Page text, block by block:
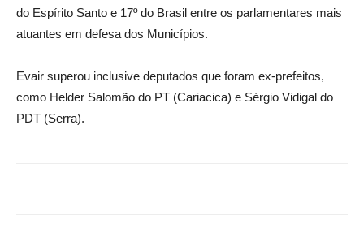
do Espírito Santo e 17º do Brasil entre os parlamentares mais
atuantes em defesa dos Municípios.
Evair superou inclusive deputados que foram ex-prefeitos,
como Helder Salomão do PT (Cariacica) e Sérgio Vidigal do
PDT (Serra).